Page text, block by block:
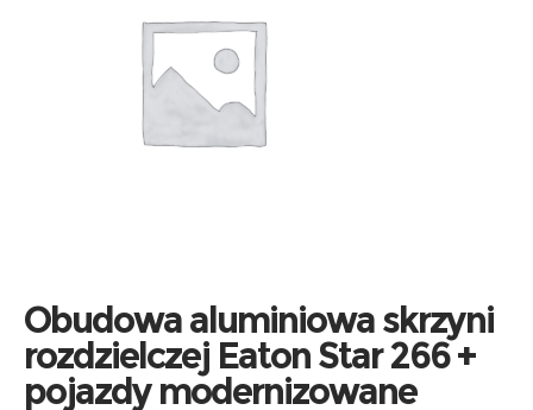
Obudowa aluminiowa skrzyni
rozdzielczej Eaton Star 266 +
pojazdy modernizowane